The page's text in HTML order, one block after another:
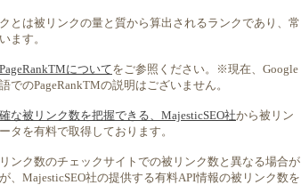
とは被リンクの量と質から算出されるランクであり、常
ます。
PageRankTMについてをご参照ください。※現在、Google
でのPageRankTMの説明はございません。
な被リンク数を把握できる、MajesticSEO社から被リン
タを有料で取得しております。
ンク数のチェックサイトでの被リンク数と異なる場合が
、MajesticSEO社の提供する有料API情報の被リンク数を